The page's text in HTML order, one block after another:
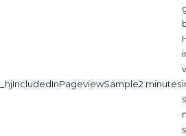
_hjIncludedInPageviewSample2 minutes